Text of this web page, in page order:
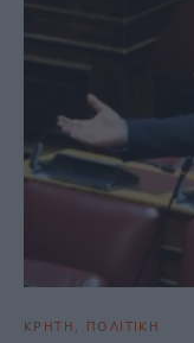
ΚΡΗΤΗ ΠΟΛΙΤΙΚΗ